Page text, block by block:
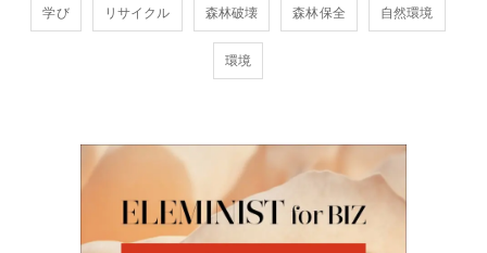
学び リサイクル 森林破壊 森林保全 自然環境
環境